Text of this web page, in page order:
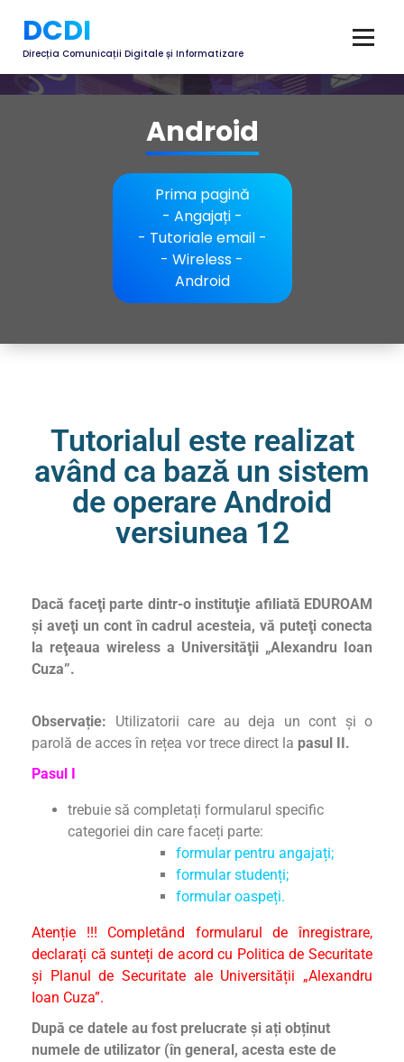
DCDI
Direcția Comunicații Digitale și Informatizare
Android
Prima pagină
- Angajați-
- Tutoriale email-
- Wireless -
Android
Tutorialul este realizat
având ca bază un sistem
de operare Android
versiunea 12
Dacă faceţi parte dintr-o instituţie afiliată EDUROAM
și aveţi un cont în cadrul acesteia, vă puteţi conecta
la reţeaua wireless a Universităţii „Alexandru Ioan
Cuza”.
Observație: Utilizatorii care au deja un cont și o
parolă de acces în rețea vor trece direct la pasul II.
Pasul I
trebuie să completați formularul specific
categoriei din care faceți parte:
formular pentru angajați;
formular studenți;
formular oaspeți.
Atenție !!! Completând formularul de înregistrare,
declarați că sunteți de acord cu Politica de Securitate
și Planul de Securitate ale Universității „Alexandru
Ioan Cuza”.
După ce datele au fost prelucrate și ați obținut
numele de utilizator (în general, acesta este de